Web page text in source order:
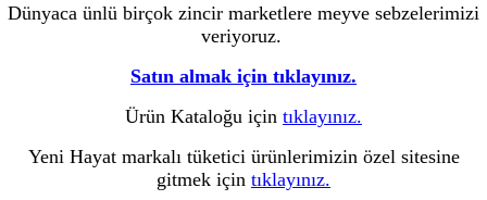
Dünyaca ünlü birçok zincir marketlere meyve sebzelerimizi
veriyoruz.
Satın almak için tıklayınız.
Ürün Kataloğu için tıklayınız.
Yeni Hayat markalı tüketici ürünlerimizin özel sitesine
gitmek için tıklayınız.